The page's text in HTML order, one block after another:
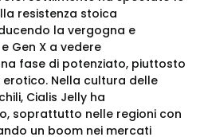
resistenza stoica
la vergogna e
Gen X a vedere
fase di potenziato, piuttosto
Nella cultura delle
Cialis Jelly ha
soprattutto nelle regioni con
un boom nei mercati